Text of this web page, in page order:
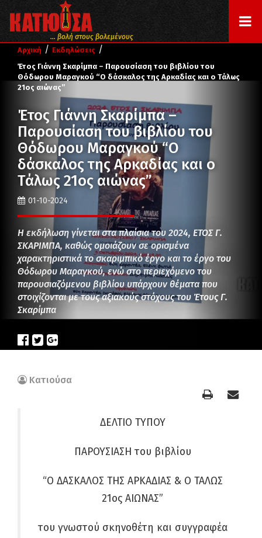
... βολή στους βολεμένους
Αρχική / Εκδηλώσεις /
Έτος Γιάννη Σκαρίμπα – Παρουσίαση του βιβλίου του
Θόδωρου Μαραγκού “Ο δάσκαλος της Αρκαδίας και ο Τάλως
21ος αιώνας”
Έτος Γιάννη Σκαρίμπα –
Παρουσίαση του βιβλίου του
Θόδωρου Μαραγκού “Ο
δάσκαλος της Αρκαδίας και ο
Τάλως 21ος αιώνας”
01-10-2024
Η εκδήλωση γίνεται στα πλαίσια του 2024, ΕΤΟΣ Γ.
ΣΚΑΡΙΜΠΑ, καθώς ομοιάζουν σε ορισμένα
χαρακτηριστικά το σκαριμπικό έργο και το έργο του
Θόδωρου Μαραγκού, ενώ στο περιεχόμενο του
παρουσιαζόμενου βιβλίου υπάρχουν θέματα που
στοιχίζονται με τους αξιακούς στόχους του Έτους Γ.
Σκαρίμπα
Κατιούσα
ΔΕΛΤΙΟ ΤΥΠΟΥ
ΠΑΡΟΥΣΙΑΣΗ του βιβλίου
“Ο ΔΑΣΚΑΛΟΣ ΤΗΣ ΑΡΚΑΔΙΑΣ & Ο ΤΑΛΩΣ
21ος ΑΙΩΝΑΣ”
του γνωστού σκηνοθέτη και συγγραφέα